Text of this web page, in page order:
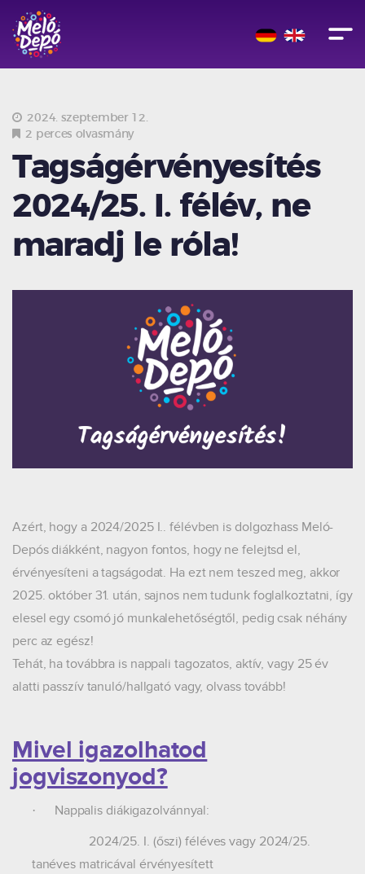
2024. szeptember 12.
2 perces olvasmány
Tagságérvényesítés
2024/25. I. félév, ne
maradj le róla!
Azért, hogy a 2024/2025 I.. félévben is dolgozhass Meló-
Depós diákként, nagyon fontos, hogy ne felejtsd el,
érvényesíteni a tagságodat. Ha ezt nem teszed meg, akkor
2025. október 31. után, sajnos nem tudunk foglalkoztatni, így
elesel egy csomó jó munkalehetőségtől, pedig csak néhány
perc az egész!
Tehát, ha továbbra is nappali tagozatos, aktív, vagy 25 év
alatti passzív tanuló/hallgató vagy, olvass tovább!
Mivel igazolhatod
jogviszonyod?
·
Nappalis diákigazolvánnyal:
2024/25. I. (őszi) féléves vagy 2024/25.
tanéves matricával érvényesített